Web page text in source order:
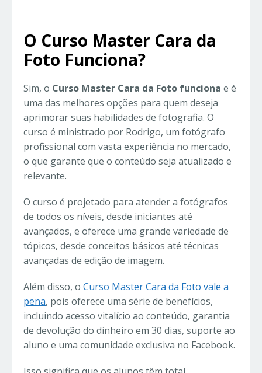
O Curso Master Cara da
Foto Funciona?
Sim, o Curso Master Cara da Foto funciona e é
uma das melhores opções para quem deseja
aprimorar suas habilidades de fotografia. O
curso é ministrado por Rodrigo, um fotógrafo
profissional com vasta experiência no mercado,
o que garante que o conteúdo seja atualizado e
relevante.
O curso é projetado para atender a fotógrafos
de todos os níveis, desde iniciantes até
avançados, e oferece uma grande variedade de
tópicos, desde conceitos básicos até técnicas
avançadas de edição de imagem.
Além disso, o Curso Master Cara da Foto vale a
pena, pois oferece uma série de benefícios,
incluindo acesso vitalício ao conteúdo, garantia
de devolução do dinheiro em 30 dias, suporte ao
aluno e uma comunidade exclusiva no Facebook.